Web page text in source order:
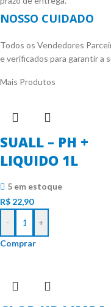
NOSSO CUIDADO
Todos os Vendedores
e verificados para garantir a
Mais Produtos
SUALL – PH +
LIQUIDO 1L
5 em estoque
R$ 22,90
-
+
Comprar